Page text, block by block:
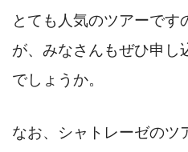
とても人気のツアーです
が、みなさんもぜひ申し
でしょうか。
なお、シャトレーゼのツ